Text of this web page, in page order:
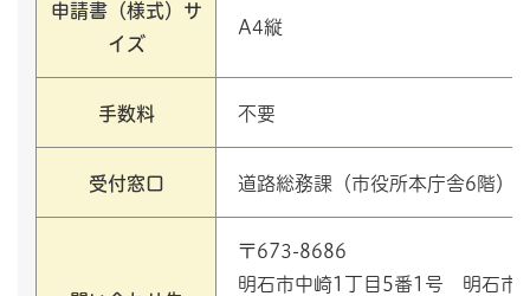
申請書（様式）サ
イズ
A4縦
手数料 不要
受付窓口 道路総務課（市役所本庁舎6階）
〒673-8686
明石市中崎1丁目5番1号 明石市